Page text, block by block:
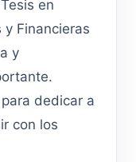
en
Financieras
y
dedicar a
con los